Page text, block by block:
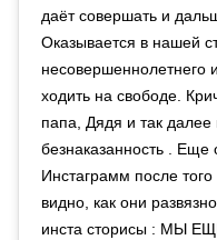
даёт совершать и
Оказывается в нашей
несовершеннолетнего
ходить на свободе.
папа, Дядя и так далее
безнаказанность .
Инстаграмм после
видно, как они
инста сторисы : МЫ